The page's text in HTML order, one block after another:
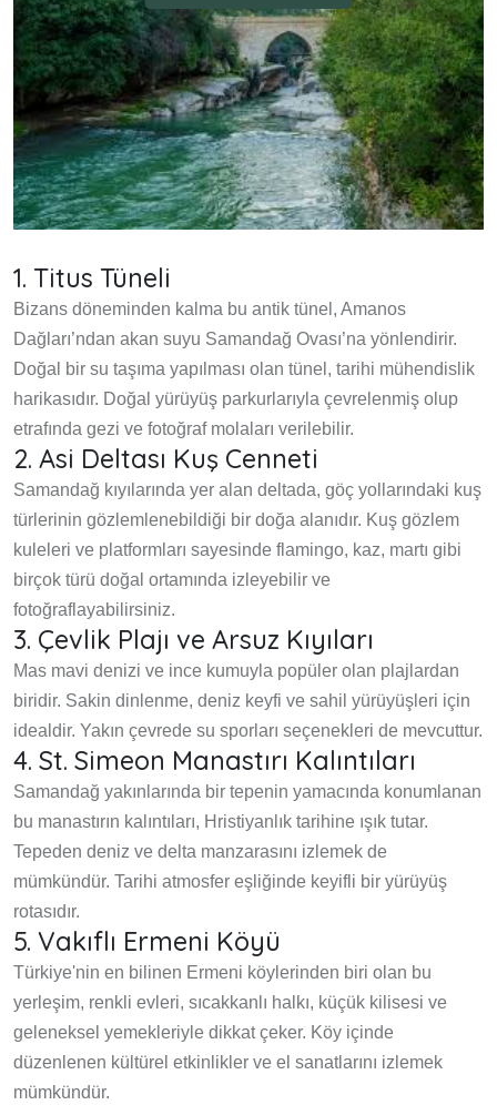
1. Titus Tüneli
Bizans döneminden kalma bu antik tünel, Amanos
Dağları’ndan akan suyu Samandağ Ovası’na yönlendirir.
Doğal bir su taşıma yapılması olan tünel, tarihi mühendislik
harikasıdır. Doğal yürüyüş parkurlarıyla çevrelenmiş olup
etrafında gezi ve fotoğraf molaları verilebilir.
2. Asi Deltası Kuş Cenneti
Samandağ kıyılarında yer alan deltada, göç yollarındaki kuş
türlerinin gözlemlenebildiği bir doğa alanıdır. Kuş gözlem
kuleleri ve platformları sayesinde flamingo, kaz, martı gibi
birçok türü doğal ortamında izleyebilir ve
fotoğraflayabilirsiniz.
3. Çevlik Plajı ve Arsuz Kıyıları
Mas mavi denizi ve ince kumuyla popüler olan plajlardan
biridir. Sakin dinlenme, deniz keyfi ve sahil yürüyüşleri için
idealdir. Yakın çevrede su sporları seçenekleri de mevcuttur.
4. St. Simeon Manastırı Kalıntıları
Samandağ yakınlarında bir tepenin yamacında konumlanan
bu manastırın kalıntıları, Hristiyanlık tarihine ışık tutar.
Tepeden deniz ve delta manzarasını izlemek de
mümkündür. Tarihi atmosfer eşliğinde keyifli bir yürüyüş
rotasıdır.
5. Vakıflı Ermeni Köyü
Türkiye'nin en bilinen Ermeni köylerinden biri olan bu
yerleşim, renkli evleri, sıcakkanlı halkı, küçük kilisesi ve
geleneksel yemekleriyle dikkat çeker. Köy içinde
düzenlenen kültürel etkinlikler ve el sanatlarını izlemek
mümkündür.